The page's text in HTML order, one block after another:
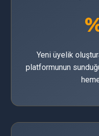
Yeni üyelik
platformunun